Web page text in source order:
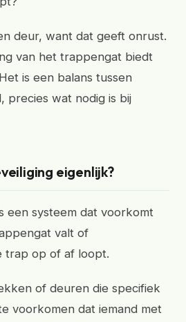
deur, want dat geeft onrust.
van het trappengat biedt
is een balans tussen
precies wat nodig is bij
eigenlijk?
een systeem dat voorkomt
valt of
trap op of af loopt.
of deuren die specifiek
voorkomen dat iemand met